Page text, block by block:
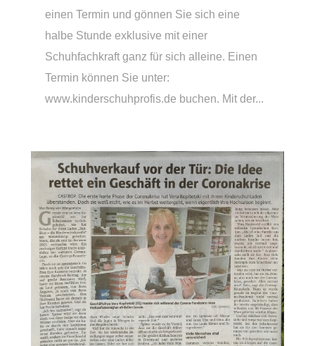
einen Termin und gönnen Sie sich eine
halbe Stunde exklusive mit einer
Schuhfachkraft ganz für sich alleine. Einen
Termin können Sie unter:
www.kinderschuhprofis.de buchen. Mit der...